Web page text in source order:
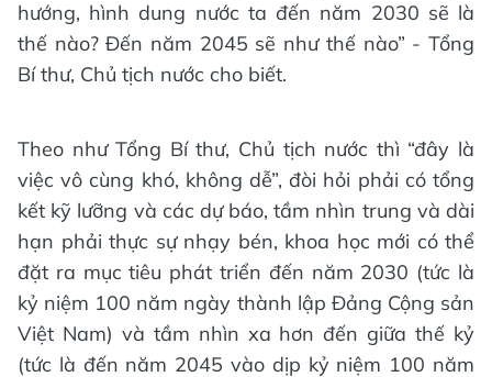
hướng, hình dung nước ta đến năm 2030 sẽ là
thế nào? Đến năm 2045 sẽ như thế nào” - Tổng
Bí thư, Chủ tịch nước cho biết.
Theo như Tổng Bí thư, Chủ tịch nước thì “đây là
việc vô cùng khó, không dễ”, đòi hỏi phải có tổng
kết kỹ lưỡng và các dự báo, tầm nhìn trung và dài
hạn phải thực sự nhạy bén, khoa học mới có thể
đặt ra mục tiêu phát triển đến năm 2030 (tức là
kỷ niệm 100 năm ngày thành lập Đảng Cộng sản
Việt Nam) và tầm nhìn xa hơn đến giữa thế kỷ
(tức là đến năm 2045 vào dịp kỷ niệm 100 năm